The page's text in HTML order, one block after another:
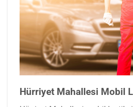
Hürriyet Mahallesi Mobil